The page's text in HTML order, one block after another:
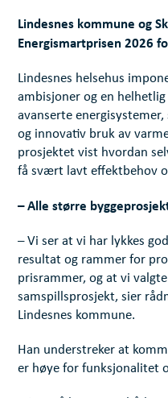
Lindesnes kommune og
Energismartprisen 2026
Lindesnes helsehus
ambisjoner og en
avanserte
og innovativ bruk av
prosjektet vist hvordan
få svært lavt effektbehov
– Alle større
– Vi ser at vi har lykkes
resultat og rammer for
prisrammer, og at vi
samspillsprosjekt, sier
Lindesnes kommune.
Han understreker at
er høye for funksjonalitet